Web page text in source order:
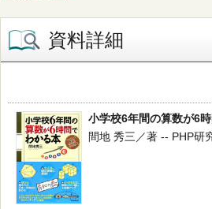
資料詳細
小学校6年間の算数が6
間地 秀三／著 -- PHP研